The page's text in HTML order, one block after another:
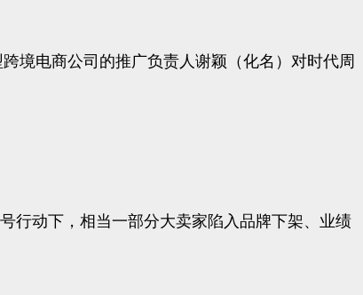
境电商公司的推广负责人谢颖（化名）对时代周
行动下，相当一部分大卖家陷入品牌下架、业绩